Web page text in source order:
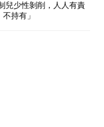
兒少性剝削，人人有責
持有」